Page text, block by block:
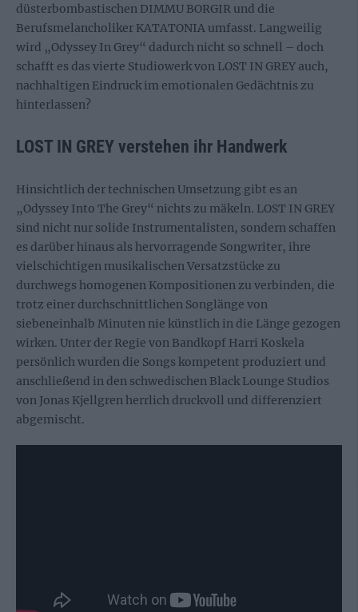
düsterbombastischen DIMMU BORGIR und die
Berufsmelancholiker KATATONIA umfasst. Langweilig
wird „Odyssey In Grey“ dadurch nicht so schnell – doch
schafft es das vierte Studiowerk von LOST IN GREY auch,
nachhaltigen Eindruck im emotionalen Gedächtnis zu
hinterlassen?
LOST IN GREY verstehen ihr Handwerk
Hinsichtlich der technischen Umsetzung gibt es an
„Odyssey Into The Grey“ nichts zu mäkeln. LOST IN GREY
sind nicht nur solide Instrumentalisten, sondern schaffen
es darüber hinaus als hervorragende Songwriter, ihre
vielschichtigen musikalischen Versatzstücke zu
durchwegs homogenen Kompositionen zu verbinden, die
trotz einer durchschnittlichen Songlänge von
siebeneinhalb Minuten nie künstlich in die Länge gezogen
wirken. Unter der Regie von Bandkopf Harri Koskela
persönlich wurden die Songs kompetent produziert und
anschließend in den schwedischen Black Lounge Studios
von Jonas Kjellgren herrlich druckvoll und differenziert
abgemischt.